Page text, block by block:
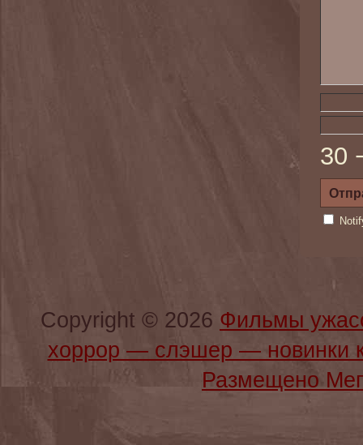
30
Copyright © 2026 Фильмы
хоррор — слэшер —
Размещено